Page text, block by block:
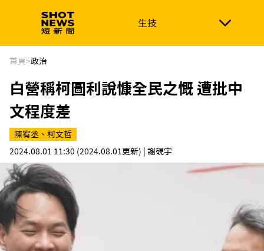
生技
生技 政治
新南向 體育
首頁>政治
白營稱柯圖利說慷全民之慨 遭批中
文程度差
陳宥丞、柯文哲
2024.08.01 11:30 (2024.08.01更新) | 謝硯宇